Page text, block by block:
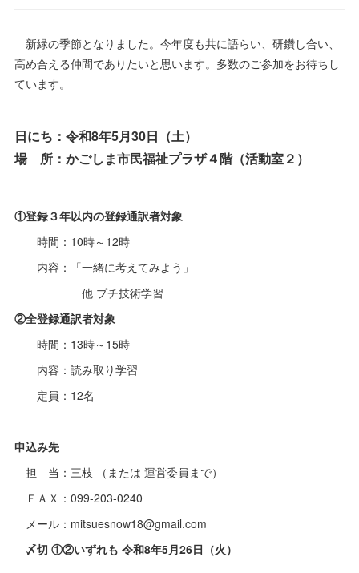
新緑の季節となりました。今年度も共に語らい、研鑽し合い、
高め合える仲間でありたいと思います。多数のご参加をお待ちし
ています。
日にち：令和8年5月30日（土）
場 所：かごしま市民福祉プラザ４階（活動室２）
①登録３年以内の登録通訳者対象
時間：10時～12時
内容：「一緒に考えてみよう」
他 プチ技術学習
②全登録通訳者対象
時間：13時～15時
内容：読み取り学習
定員：12名
申込み先
担 当：三枝 （または 運営委員まで）
ＦＡＸ：099-203-0240
メール：mitsuesnow18@gmail.com
〆切 ①②いずれも 令和8年5月26日（火）